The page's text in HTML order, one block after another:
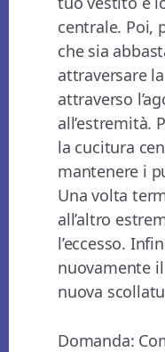
centrale. Poi,
che sia
attraversare
attraverso
all’estremità.
la cucitura
mantenere i
Una volta
all’altro
l’eccesso.
nuovamente
nuova
Domanda: